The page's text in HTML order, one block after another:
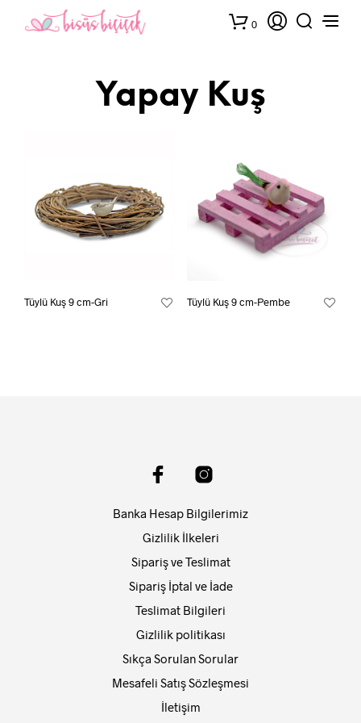
0
Yapay Kuş
Tüylü Kuş 9 cm-Gri Tüylü Kuş 9 cm-Pembe
Banka Hesap Bilgilerimiz
Gizlilik İlkeleri
Sipariş ve Teslimat
Sipariş İptal ve İade
Teslimat Bilgileri
Gizlilik politikası
Sıkça Sorulan Sorular
Mesafeli Satış Sözleşmesi
İletişim